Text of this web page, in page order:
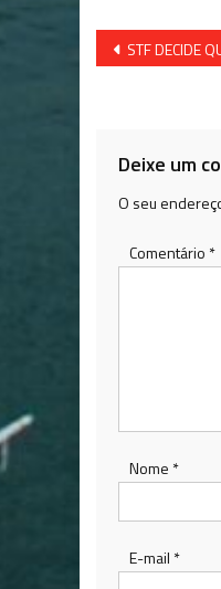
STF DECIDE QUE PETROBRAS DEVE CRIAR
Deixe um
O seu
Comentário *
Nome *
E-mail *